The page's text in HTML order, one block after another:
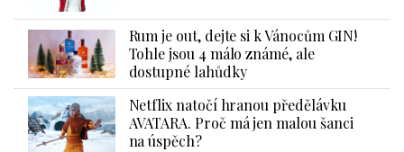
Rum je out, dejte si k Vánocům GIN!
Tohle jsou 4 málo známé, ale
dostupné lahůdky
Netflix natočí hranou předělávku
AVATARA. Proč má jen malou šanci
na úspěch?